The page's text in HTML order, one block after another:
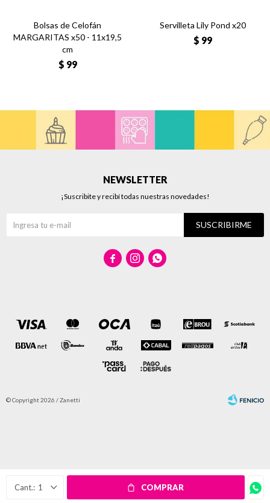
1 COMPRAR
Bolsas de Celofán
MARGARITAS x50 - 11x19,5
cm
$ 99
Servilleta Lily Pond x20
$ 99
NEWSLETTER
¡Suscribite y recibí todas nuestras novedades!
SUSCRIBIRME
  
© Copyright 2026 / Zanetti